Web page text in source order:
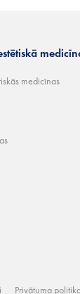
medicīnas
Privātuma